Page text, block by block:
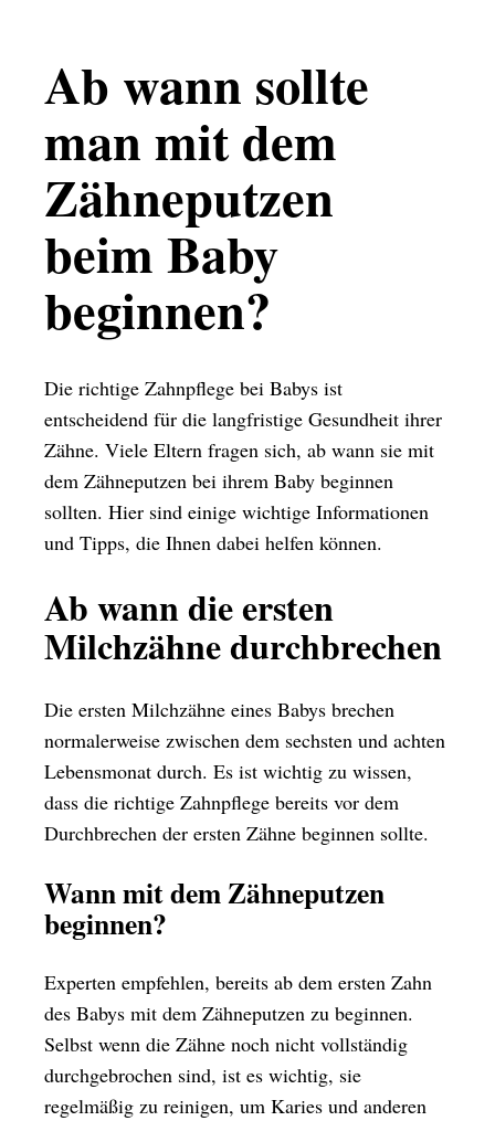
Ab wann sollte
man mit dem
Zähneputzen
beim Baby
beginnen?
Die richtige Zahnpflege bei Babys ist
entscheidend für die langfristige Gesundheit ihrer
Zähne. Viele Eltern fragen sich, ab wann sie mit
dem Zähneputzen bei ihrem Baby beginnen
sollten. Hier sind einige wichtige Informationen
und Tipps, die Ihnen dabei helfen können.
Ab wann die ersten
Milchzähne durchbrechen
Die ersten Milchzähne eines Babys brechen
normalerweise zwischen dem sechsten und achten
Lebensmonat durch. Es ist wichtig zu wissen,
dass die richtige Zahnpflege bereits vor dem
Durchbrechen der ersten Zähne beginnen sollte.
Wann mit dem Zähneputzen
beginnen?
Experten empfehlen, bereits ab dem ersten Zahn
des Babys mit dem Zähneputzen zu beginnen.
Selbst wenn die Zähne noch nicht vollständig
durchgebrochen sind, ist es wichtig, sie
regelmäßig zu reinigen, um Karies und anderen